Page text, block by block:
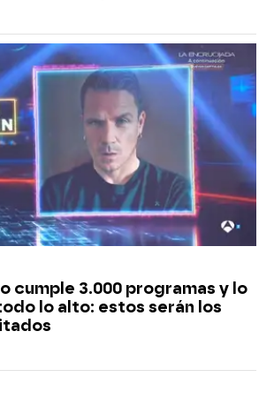
cumple 3.000 programas y lo
lo alto: estos serán los